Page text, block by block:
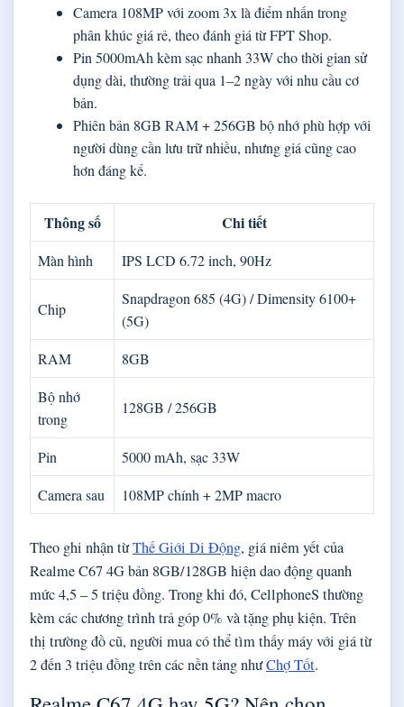
Camera 108MP với zoom 3x là điểm nhấn trong
phân khúc giá rẻ, theo đánh giá từ FPT Shop.
Pin 5000mAh kèm sạc nhanh 33W cho thời gian sử
dụng dài, thường trải qua 1–2 ngày với nhu cầu cơ
bản.
Phiên bản 8GB RAM + 256GB bộ nhớ phù hợp với
người dùng cần lưu trữ nhiều, nhưng giá cũng cao
hơn đáng kể.
Thông số Chi tiết
Màn hình IPS LCD 6.72 inch, 90Hz
Chip
Snapdragon 685 (4G) / Dimensity 6100+
(5G)
RAM
8GB
Bộ nhớ
trong
128GB / 256GB
Pin
5000 mAh, sạc 33W
Camera sau
108MP chính + 2MP macro
Theo ghi nhận từThế Giới Di Động, giá niêm yết của
Realme C67 4G bản 8GB/128GB hiện dao động quanh
mức 4,5 – 5 triệu đồng. Trong khi đó, CellphoneS thường
kèm các chương trình trả góp 0% và tặng phụ kiện. Trên
thị trường đồ cũ, người mua có thể tìm thấy máy với giá từ
2 đến 3 triệu đồng trên các nền tảng nhưChợ Tốt.